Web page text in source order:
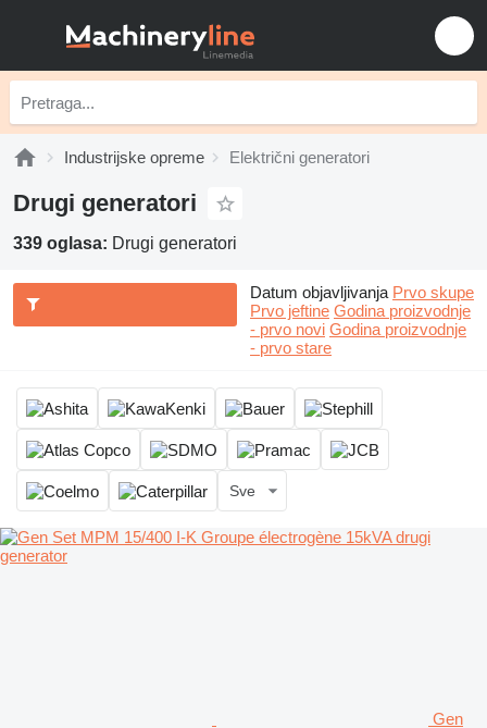
Industrijske opreme Električni generatori
Drugi generatori
339 oglasa: Drugi generatori
Datum objavljivanja Prvo skupe
Prvo jeftine Godina proizvodnje
- prvo novi Godina proizvodnje
- prvo stare
Sve
Gen